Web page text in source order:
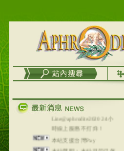
在外租屋者、居住處無管
理員、不方便在工作地點
取件者，歡迎多多使用
【郵局i郵箱】的服務喔～
【i郵箱】設立的地點，請
Line@aphrodite2020 24小
時線上服務不打烊！
本站支援台灣Pay
本站聲明：本站目前已無
和葛堡國際有限公司任何